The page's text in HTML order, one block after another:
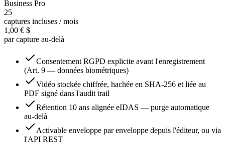
Business Pro
25
captures incluses / mois
1,00 € $
par capture au-delà
Consentement RGPD explicite avant l'enregistrement
(Art. 9 — données biométriques)
Vidéo stockée chiffrée, hachée en SHA-256 et liée au
PDF signé dans l'audit trail
Rétention 10 ans alignée eIDAS — purge automatique
au-delà
Activable enveloppe par enveloppe depuis l'éditeur, ou via
l'API REST